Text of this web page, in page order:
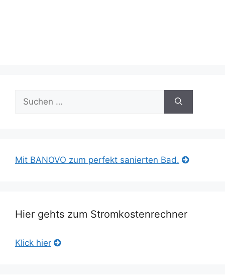
nach:
Mit BANOVO zum perfekt sanierten Bad.
Hier gehts zum Stromkostenrechner
Klick hier